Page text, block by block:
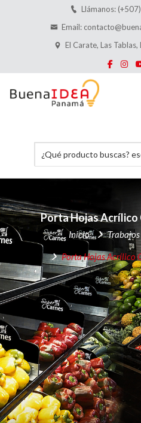
Llámanos:
Email:
El Carate, Las
Porta Hojas Acrílico
Inicio
Porta Hojas Acrílico